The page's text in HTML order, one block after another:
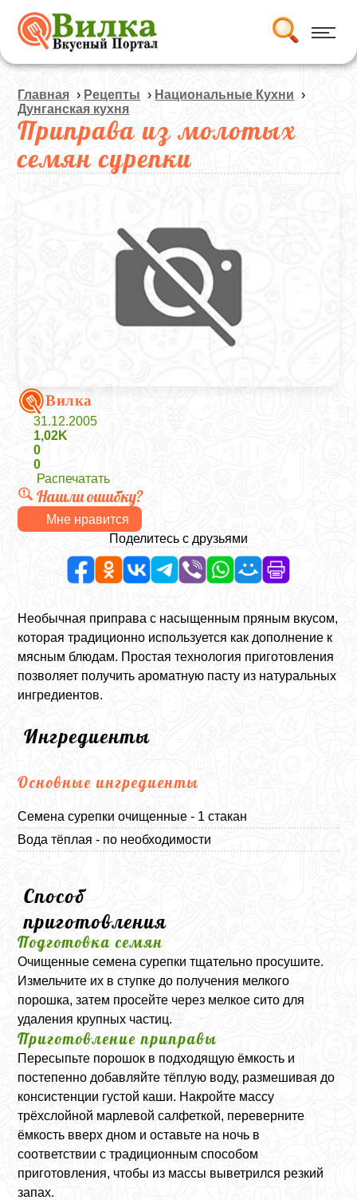
Главная › Рецепты › Национальные Кухни ›
Дунганская кухня
Приправа из молотых
семян сурепки
Вилка
31.12.2005
1,02K
0
0
Распечатать
Нашли ошибку?
Мне нравится
Поделитесь с друзьями
Необычная приправа с насыщенным пряным вкусом,
которая традиционно используется как дополнение к
мясным блюдам. Простая технология приготовления
позволяет получить ароматную пасту из натуральных
ингредиентов.
Ингредиенты
Основные ингредиенты
Семена сурепки очищенные - 1 стакан
Вода тёплая - по необходимости
Способ
приготовления
Подготовка семян
Очищенные семена сурепки тщательно просушите.
Измельчите их в ступке до получения мелкого
порошка, затем просейте через мелкое сито для
удаления крупных частиц.
Приготовление приправы
Пересыпьте порошок в подходящую ёмкость и
постепенно добавляйте тёплую воду, размешивая до
консистенции густой каши. Накройте массу
трёхслойной марлевой салфеткой, переверните
ёмкость вверх дном и оставьте на ночь в
соответствии с традиционным способом
приготовления, чтобы из массы выветрился резкий
запах.